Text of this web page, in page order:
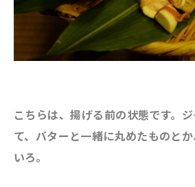
こちらは、揚げる前の状態です。
て、バターと一緒に丸めたものと
いろ。